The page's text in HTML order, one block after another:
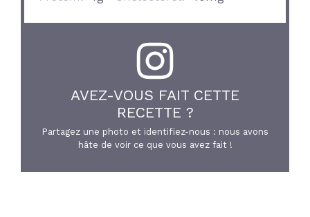
AVEZ-VOUS FAIT CETTE
RECETTE ?
Partagez une photo et identifiez-nous : nous avons
hâte de voir ce que vous avez fait !